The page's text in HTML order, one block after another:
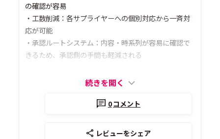
の確認が容易
・工数削減：各サプライヤーへの個別対応から一斉対
応が可能
・承認ルートシステム：内容・時系列が容易に確認で
きるため、承認側の手間も軽減される
続きを開く
0コメント
レビューをシェア